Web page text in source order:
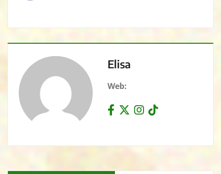
Elisa
Web: